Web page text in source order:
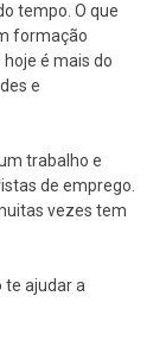
tempo. O que
formação
é mais do
e
trabalho e
de emprego.
vezes tem
te ajudar a